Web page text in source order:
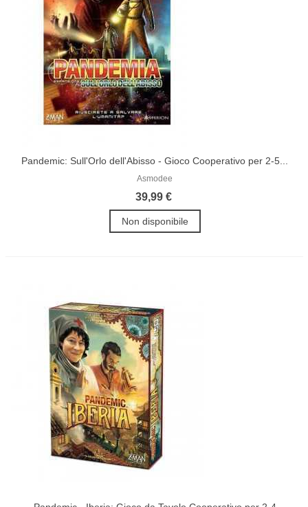
Pandemic: Sull'Orlo dell'Abisso - Gioco Cooperativo per 2-5...
Asmodee
39,99 €
Non disponibile